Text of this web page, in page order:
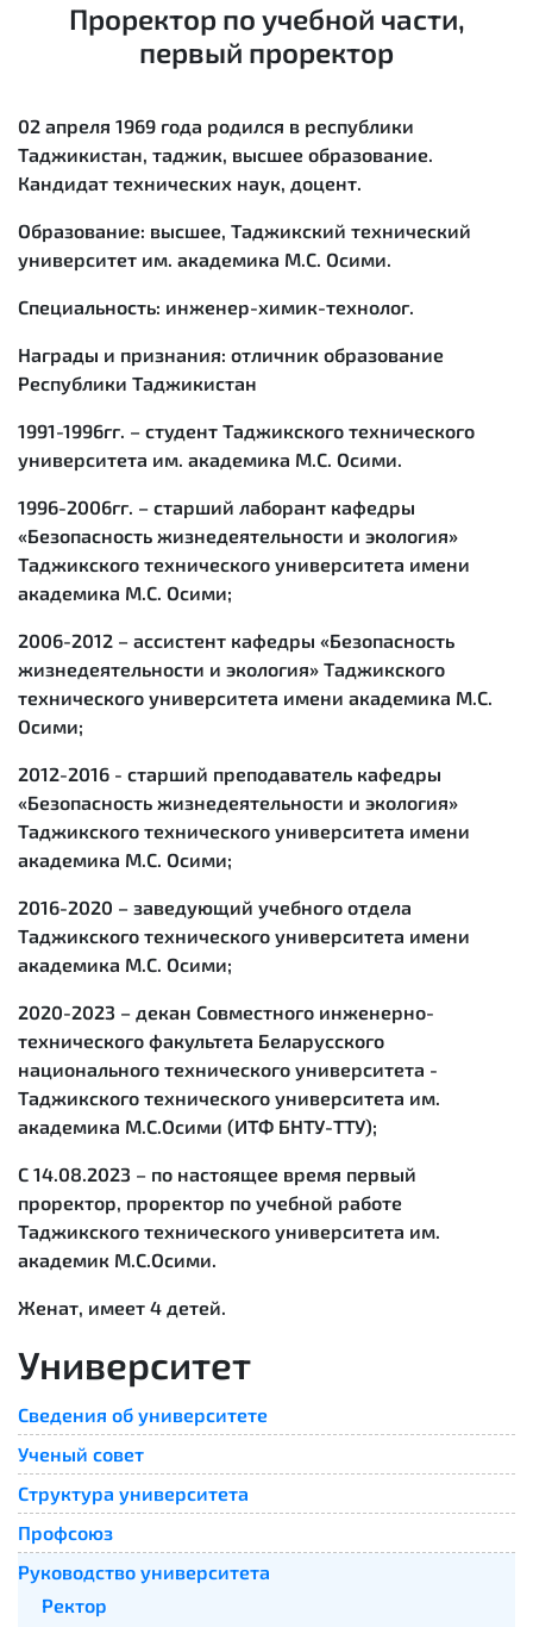
Проректор по учебной части,
первый проректор
02 апреля 1969 года родился в республики
Таджикистан, таджик, высшее образование.
Кандидат технических наук, доцент.
Образование: высшее, Таджикский технический
университет им. академика М.С. Осими.
Специальность: инженер-химик-технолог.
Награды и признания: отличник образование
Республики Таджикистан
1991-1996гг. – студент Таджикского технического
университета им. академика М.С. Осими.
1996-2006гг. – старший лаборант кафедры
«Безопасность жизнедеятельности и экология»
Таджикского технического университета имени
академика М.С. Осими;
2006-2012 – ассистент кафедры «Безопасность
жизнедеятельности и экология» Таджикского
технического университета имени академика М.С.
Осими;
2012-2016 - старший преподаватель кафедры
«Безопасность жизнедеятельности и экология»
Таджикского технического университета имени
академика М.С. Осими;
2016-2020 – заведующий учебного отдела
Таджикского технического университета имени
академика М.С. Осими;
2020-2023 – декан Совместного инженерно-
технического факультета Беларусского
национального технического университета -
Таджикского технического университета им.
академика М.С.Осими (ИТФ БНТУ-ТТУ);
С 14.08.2023 – по настоящее время первый
проректор, проректор по учебной работе
Таджикского технического университета им.
академик М.С.Осими.
Женат, имеет 4 детей.
Университет
Сведения об университете
Ученый совет
Cтруктура университета
Профсоюз
Руководство университета
Ректор